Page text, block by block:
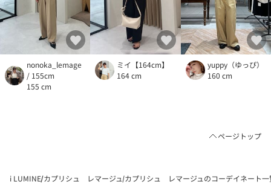
nonoka_lemage
/ 155cm
155 cm
ミイ【164cm】
164 cm
yuppy（ゆっぴ）
160 cm
ページトップ
i LUMINE カプリシュ レマージュ カプリシュ レマージュのコーデイネート一